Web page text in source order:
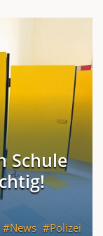
Schule
News Polizei